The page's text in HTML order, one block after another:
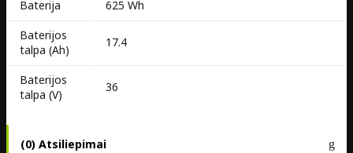
Baterija
625 Wh
Baterijos
talpa (Ah)
17.4
Baterijos
talpa (V)
36
(0) Atsiliepimai